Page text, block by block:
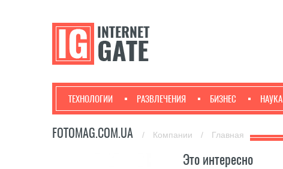
ТЕХНОЛОГИИ РАЗВЛЕЧЕНИЯ БИЗНЕС НАУКА
FOTOMAG.COM.UA / Компании / Главная
Это интересно